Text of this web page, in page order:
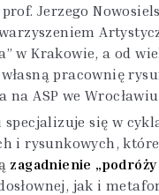
Jerzego
w Krakowie, a od
pracownię
na ASP we
specjalizuje się w
i rysunkowych, które
zagadnienie
jak i